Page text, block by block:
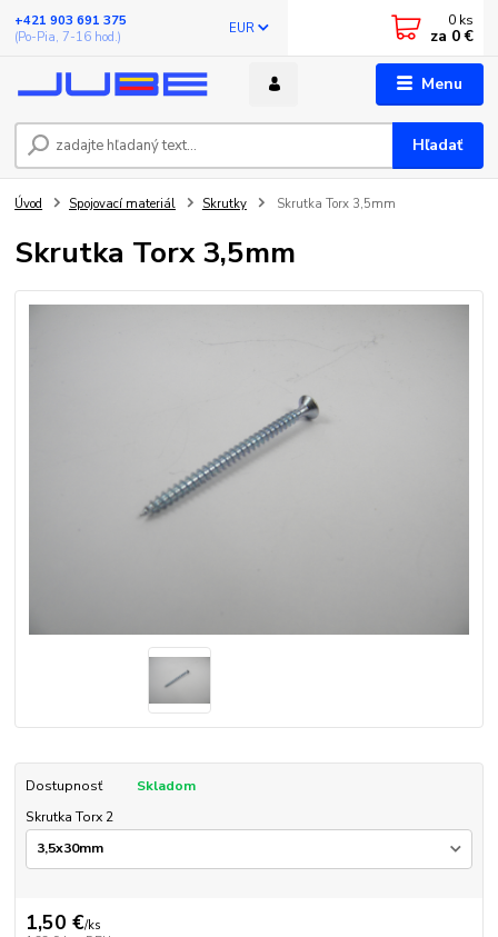
Menu
EUR
Hľadať
+421 903 691 375
(Po-Pia, 7-16 hod.)
0 ks
za 0 €
Úvod Spojovací materiál Skrutky Skrutka Torx 3,5mm
Skrutka Torx 3,5mm
Dostupnosť
Skladom
Skrutka Torx 2
1,50 €/ks